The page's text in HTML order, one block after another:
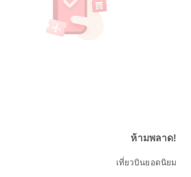
ห้ามพลาด!
เที่ยวบินยอดนิยม